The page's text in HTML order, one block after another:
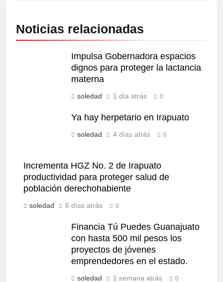
Noticias relacionadas
Impulsa Gobernadora espacios
dignos para proteger la lactancia
materna
soledad 1 día atrás 0
Ya hay herpetario en Irapuato
soledad 4 días atrás 0
Incrementa HGZ No. 2 de Irapuato
productividad para proteger salud de
población derechohabiente
soledad 6 días atrás 0
Financia Tú Puedes Guanajuato
con hasta 500 mil pesos los
proyectos de jóvenes
emprendedores en el estado.
soledad 1 semana atrás 0